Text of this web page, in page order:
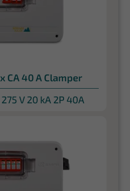
CA 40 A Clamper
V 20 kA 2P 40A